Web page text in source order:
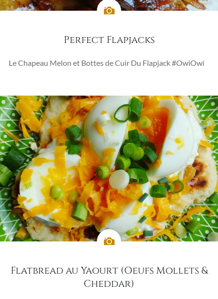
Perfect Flapjacks
Le Chapeau Melon et Bottes de Cuir Du Flapjack #OwiOwi
Flatbread au Yaourt (Oeufs Mollets &
Cheddar)